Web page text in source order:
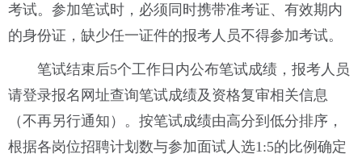
考试。参加笔试时，必须同时携带准考证、有效期内
的身份证，缺少任一证件的报考人员不得参加考试。
笔试结束后5个工作日内公布笔试成绩，报考人员
请登录报名网址查询笔试成绩及资格复审相关信息
（不再另行通知）。按笔试成绩由高分到低分排序，
根据各岗位招聘计划数与参加面试人选1:5的比例确定